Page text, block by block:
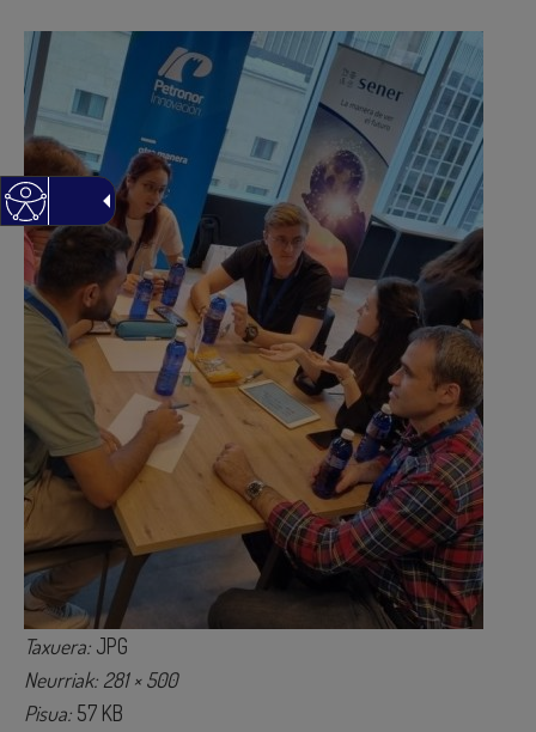
Taxuera: JPG
Neurriak: 281 × 500
Pisua: 57 KB